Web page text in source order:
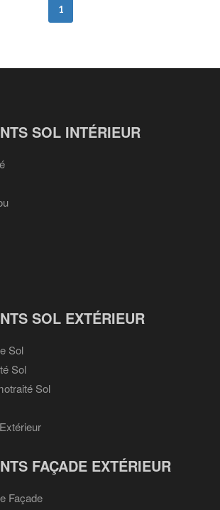
1
SOL INTÉRIEUR
SOL EXTÉRIEUR
Sol
Sol
Sol
FAÇADE EXTÉRIEUR
Façade